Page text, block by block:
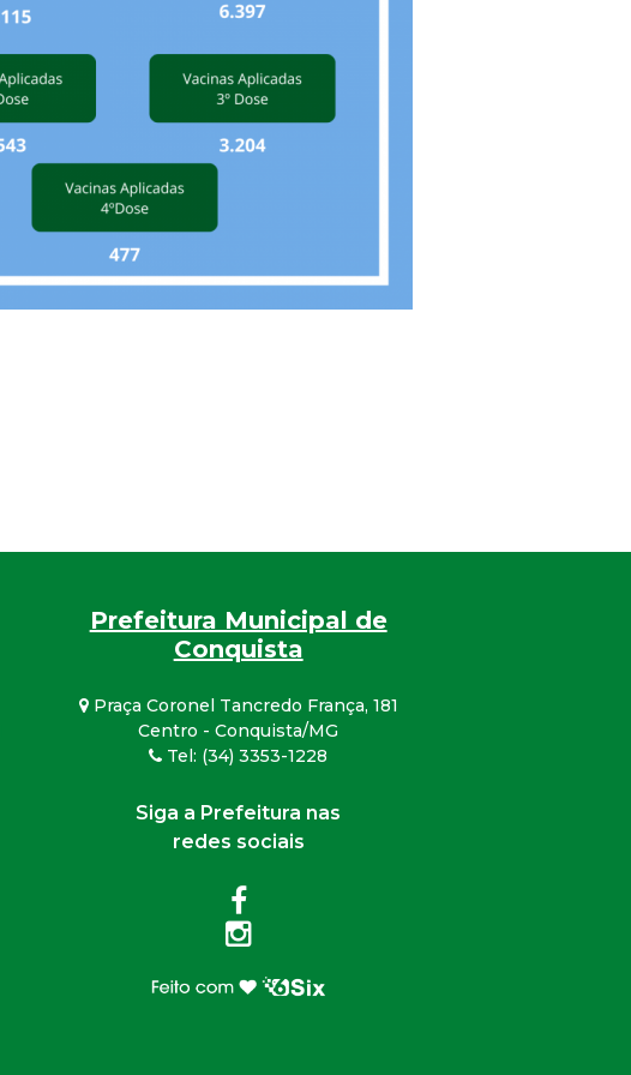
Prefeitura Municipal de
Conquista
Praça Coronel Tancredo França, 181
Centro - Conquista/MG
Tel: (34) 3353-1228
Siga a Prefeitura nas
redes sociais